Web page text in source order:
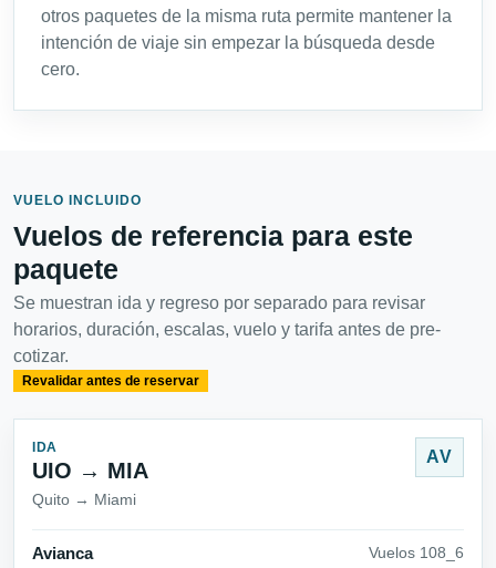
otros paquetes de la misma ruta permite mantener la
intención de viaje sin empezar la búsqueda desde
cero.
VUELO INCLUIDO
Vuelos de referencia para este
paquete
Se muestran ida y regreso por separado para revisar
horarios, duración, escalas, vuelo y tarifa antes de pre-
cotizar.
Revalidar antes de reservar
IDA
UIO → MIA
Quito → Miami
AV
Avianca Vuelos 108_6